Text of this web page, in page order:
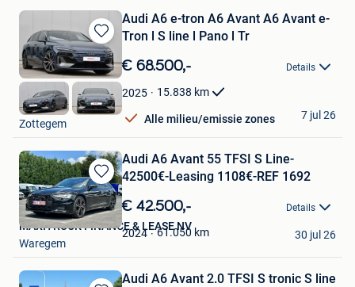
Bewaren
in
Mijn
Favorieten
Audi A6 e-tron A6 Avant A6 Avant e-
Tron l S line l Pano l Tr
€ 68.500,- Details
2025 15.838 km
Alle milieu/emissie zones
GDC Auto
Zottegem
7 jul 26
Bewaren
in
Mijn
Favorieten
Audi A6 Avant 55 TFSI S Line-
42500€-Leasing 1108€-REF 1692
€ 42.500,- Details
2024 61.050 km
MAXITRUCK FINANCE & LEASE NV
Waregem
30 jul 26
Audi A6 Avant 2.0 TFSI S tronic S line